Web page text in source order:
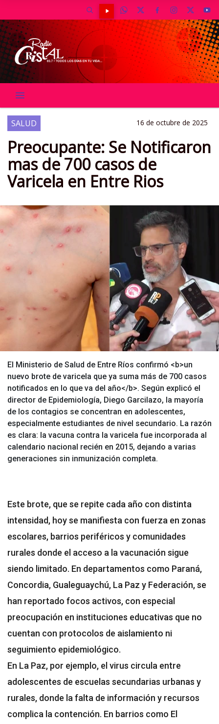
SALUD 16 de octubre de 2025
Preocupante: Se Notificaron
mas de 700 casos de
Varicela en Entre Rios
El Ministerio de Salud de Entre Ríos confirmó <b>un
nuevo brote de varicela que ya suma más de 700 casos
notificados en lo que va del año</b>. Según explicó el
director de Epidemiología, Diego Garcilazo, la mayoría
de los contagios se concentran en adolescentes,
especialmente estudiantes de nivel secundario. La razón
es clara: la vacuna contra la varicela fue incorporada al
calendario nacional recién en 2015, dejando a varias
generaciones sin inmunización completa.
Este brote, que se repite cada año con distinta
intensidad, hoy se manifiesta con fuerza en zonas
escolares, barrios periféricos y comunidades
rurales donde el acceso a la vacunación sigue
siendo limitado. En departamentos como Paraná,
Concordia, Gualeguaychú, La Paz y Federación, se
han reportado focos activos, con especial
preocupación en instituciones educativas que no
cuentan con protocolos de aislamiento ni
seguimiento epidemiológico.
En La Paz, por ejemplo, el virus circula entre
adolescentes de escuelas secundarias urbanas y
rurales, donde la falta de información y recursos
complica la contención. En barrios como El